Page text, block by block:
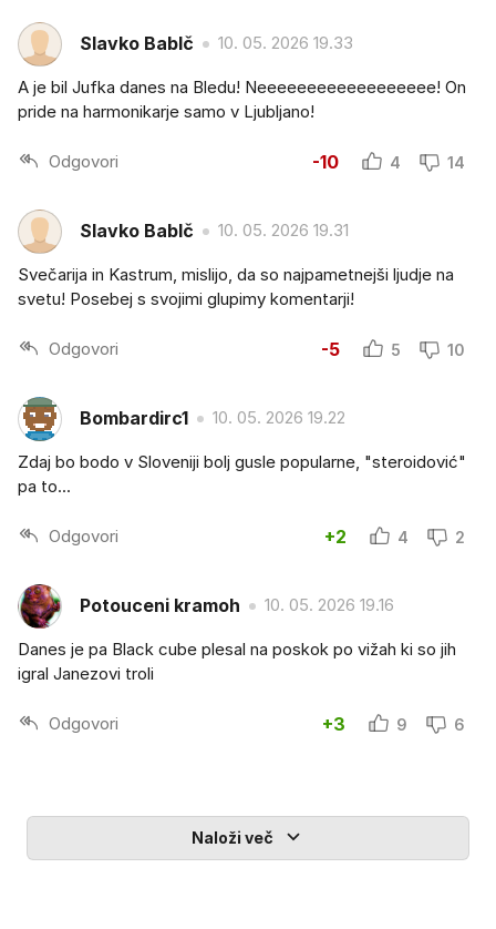
Slavko BabIč 10. 05. 2026 19.33
A je bil Jufka danes na Bledu! Neeeeeeeeeeeeeeeeee! On
pride na harmonikarje samo v Ljubljano!
Odgovori -10 4 14
Slavko BabIč 10. 05. 2026 19.31
Svečarija in Kastrum, mislijo, da so najpametnejši ljudje na
svetu! Posebej s svojimi glupimy komentarji!
Odgovori -5 5 10
Bombardirc1 10. 05. 2026 19.22
Zdaj bo bodo v Sloveniji bolj gusle popularne, "steroidović"
pa to...
Odgovori +2 4 2
Potouceni kramoh 10. 05. 2026 19.16
Danes je pa Black cube plesal na poskok po vižah ki so jih
igral Janezovi troli
Odgovori +3 9 6
Naloži več